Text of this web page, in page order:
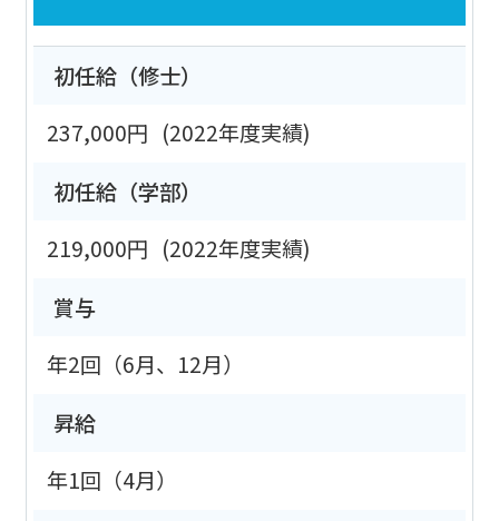
初任給（修士）
237,000円 (2022年度実績)
初任給（学部）
219,000円 (2022年度実績)
賞与
年2回（6月、12月）
昇給
年1回（4月）